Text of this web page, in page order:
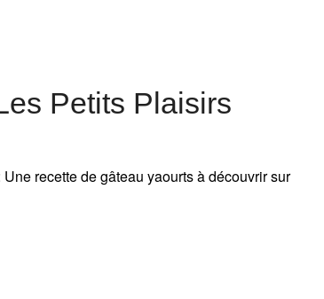
Petits Plaisirs
Une recette de gâteau yaourts à découvrir sur